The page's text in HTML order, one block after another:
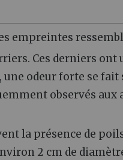
empreintes
Ces derniers ont
odeur forte se fait
observés
la présence de
2 cm de